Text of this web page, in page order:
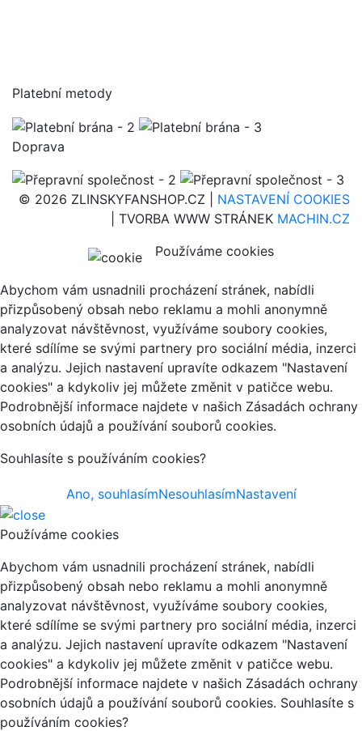
Platební metody
Doprava
© 2026 ZLINSKYFANSHOP.CZ | NASTAVENÍ COOKIES
| TVORBA WWW STRÁNEK MACHIN.CZ
Používáme cookies
Abychom vám usnadnili procházení stránek, nabídli
přizpůsobený obsah nebo reklamu a mohli anonymně
analyzovat návštěvnost, využíváme soubory cookies,
které sdílíme se svými partnery pro sociální média, inzerci
a analýzu. Jejich nastavení upravíte odkazem "Nastavení
cookies" a kdykoliv jej můžete změnit v patičce webu.
Podrobnější informace najdete v našich Zásadách ochrany
osobních údajů a používání souborů cookies.
Souhlasíte s používáním cookies?
Ano, souhlasímNesouhlasímNastavení
Používáme cookies
Abychom vám usnadnili procházení stránek, nabídli
přizpůsobený obsah nebo reklamu a mohli anonymně
analyzovat návštěvnost, využíváme soubory cookies,
které sdílíme se svými partnery pro sociální média, inzerci
a analýzu. Jejich nastavení upravíte odkazem "Nastavení
cookies" a kdykoliv jej můžete změnit v patičce webu.
Podrobnější informace najdete v našich Zásadách ochrany
osobních údajů a používání souborů cookies. Souhlasíte s
používáním cookies?